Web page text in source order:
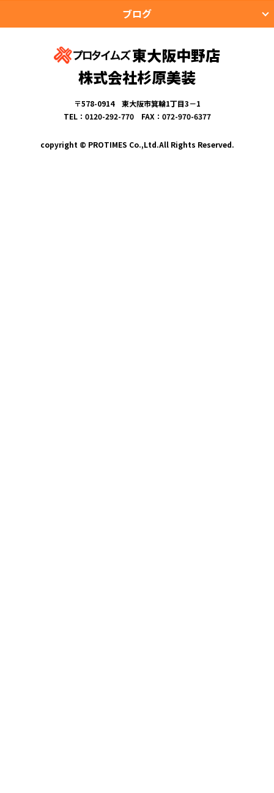
ブログ
東大阪中野店
株式会社杉原美装
〒578-0914 東大阪市箕輪1丁目3－1
TEL：0120-292-770 FAX：072-970-6377
copyright © PROTIMES Co.,Ltd.All Rights Reserved.